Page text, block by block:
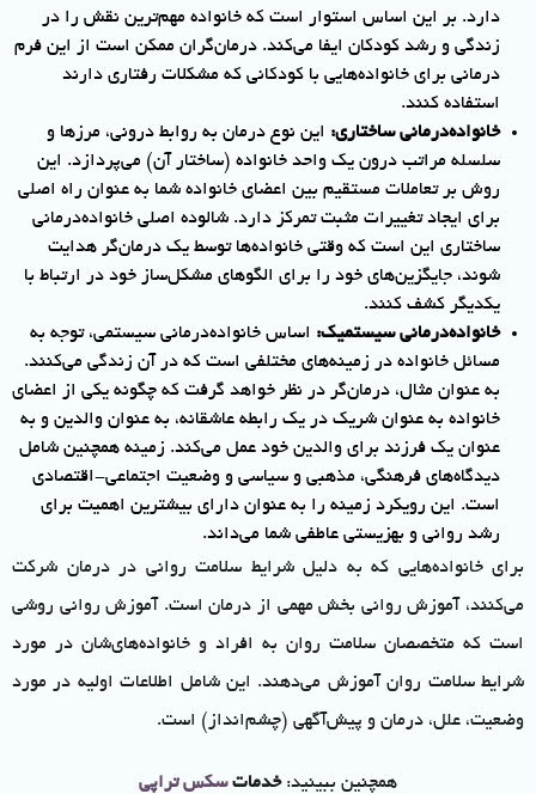
دارد. بر این اساس استوار است که خانواده مهم‌ترین نقش را در
زندگی و رشد کودکان ایفا می‌کند. درمان‌گران ممکن است از این فرم
درمانی برای خانواده‌هایی با کودکانی که مشکلات رفتاری دارند
استفاده کنند.
خانواده‌درمانی ساختاری: این نوع درمان به روابط درونی، مرزها و
سلسله مراتب درون یک واحد خانواده (ساختار آن) می‌پردازد. این
روش بر تعاملات مستقیم بین اعضای خانواده شما به عنوان راه اصلی
برای ایجاد تغییرات مثبت تمرکز دارد. شالوده اصلی خانواده‌درمانی
ساختاری این است که وقتی خانواده‌ها توسط یک درمان‌گر هدایت
شوند، جایگزین‌های خود را برای الگوهای مشکل‌ساز خود در ارتباط با
یکدیگر کشف کنند.
خانواده‌درمانی سیستمیک: اساس خانواده‌درمانی سیستمی، توجه به
مسائل خانواده در زمینه‌های مختلفی است که در آن زندگی می‌کنند.
به عنوان مثال، درمان‌گر در نظر خواهد گرفت که چگونه یکی از اعضای
خانواده به عنوان شریک در یک رابطه عاشقانه، به عنوان والدین و به
عنوان یک فرزند برای والدین خود عمل می‌کند. زمینه همچنین شامل
دیدگاه‌های فرهنگی، مذهبی و سیاسی و وضعیت اجتماعی-اقتصادی
است. این رویکرد زمینه را به عنوان دارای بیشترین اهمیت برای
رشد روانی و بهزیستی عاطفی شما می‌داند.
برای خانواده‌هایی که به دلیل شرایط سلامت روانی در درمان شرکت
می‌کنند، آموزش روانی بخش مهمی از درمان است. آموزش روانی روشی
است که متخصصان سلامت روان به افراد و خانواده‌های‌شان در مورد
شرایط سلامت روان آموزش می‌دهند. این شامل اطلاعات اولیه در مورد
وضعیت، علل، درمان و پیش‌آگهی (چشم‌انداز) است.
همچنین ببینید:خدماتسکس تراپی